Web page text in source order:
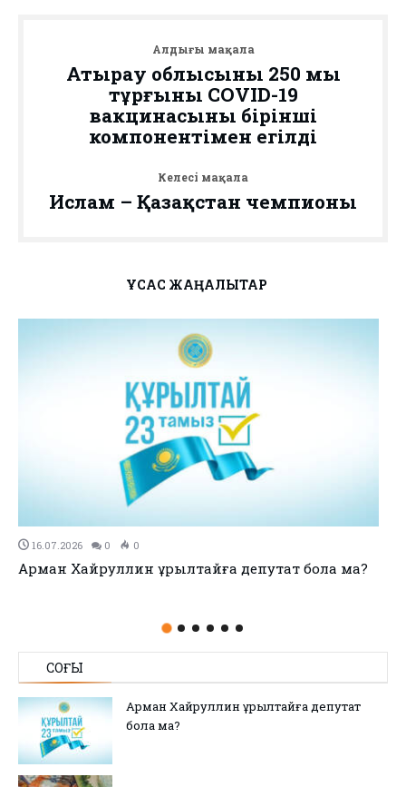
Алдыңғы мақала
Атырау облысының 250 мың
тұрғыны COVID-19
вакцинасының бірінші
компонентімен егілді
Келесі мақала
Ислам – Қазақстан чемпионы
ҰҚСАС ЖАҢАЛЫҚТАР
11.07.2026 0 0
no title
СОҢҒЫ
Арман Хайруллин Құрылтайға депутат
бола ма?